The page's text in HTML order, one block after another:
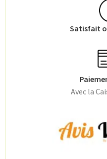
Satisfait
Avec la